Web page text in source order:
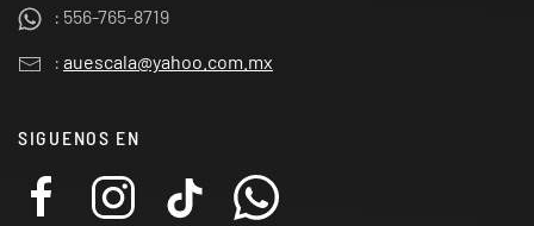
: 556-765-8719
: auescala@yahoo.com.mx
SIGUENOS EN